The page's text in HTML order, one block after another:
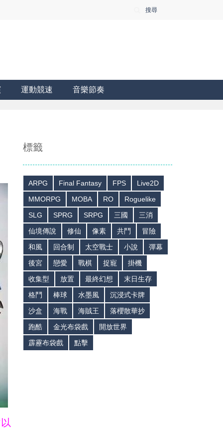
搜尋
運動競速 音樂節奏
標籤
ARPG Final Fantasy FPS
Live2D
MMORPG
MOBA RO
Roguelike
SLG
SPRG SRPG 三國
三消
仙境傳說
修仙 像素 共鬥
冒險
和風
回合制 太空戰士 小說
彈幕
後宮
戀愛 戰棋 捉寵
掛機
收集型
放置 最終幻想
末日生存
格鬥
棒球 水墨風
沉浸式卡牌
沙盒
海戰 海賊王
落櫻散華抄
跑酷
金光布袋戲
開放世界
霹靂布袋戲
點擊